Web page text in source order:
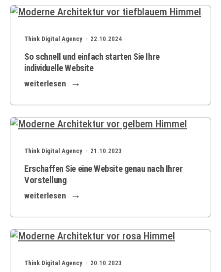
Think Digital Agency · 22.10.2024
So schnell und einfach starten Sie Ihre
individuelle Website
weiterlesen
Think Digital Agency · 21.10.2023
Erschaffen Sie eine Website genau nach Ihrer
Vorstellung
weiterlesen
Think Digital Agency · 20.10.2023